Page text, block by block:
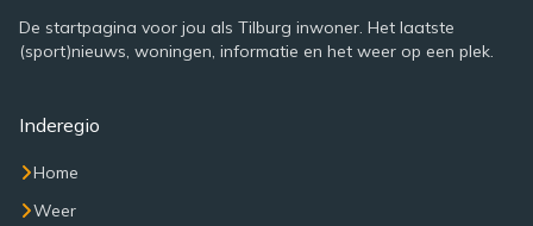
De startpagina voor jou als Tilburg inwoner. Het laatste
(sport)nieuws, woningen, informatie en het weer op een plek.
Inderegio
Home
Weer